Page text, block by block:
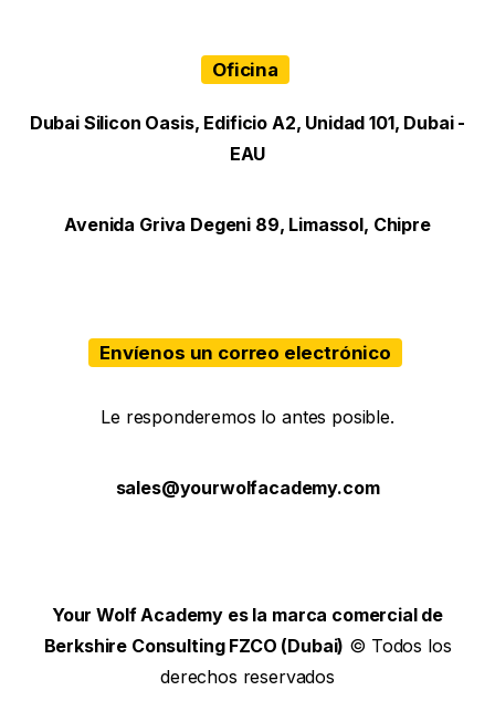
Oficina
Dubai Silicon Oasis, Edificio A2, Unidad 101, Dubai -
EAU
Avenida Griva Degeni 89, Limassol, Chipre
Envíenos un correo electrónico
Le responderemos lo antes posible.
sales@yourwolfacademy.com
Your Wolf Academy es la marca comercial de
Berkshire Consulting FZCO (Dubai) © Todos los
derechos reservados